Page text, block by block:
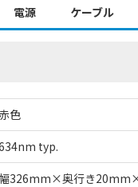
電源 ケーブル
色
typ.
幅326mm×奥行き